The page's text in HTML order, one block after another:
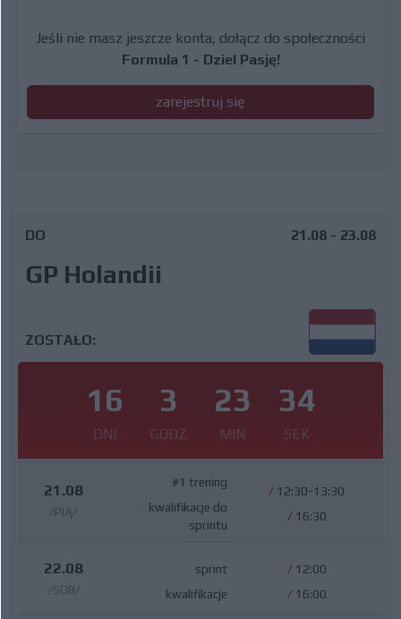
Jeśli nie masz jeszcze konta, dołącz do społeczności
Formula 1 - Dziel Pasję!
zarejestruj się
DO
GP Holandii
21.08 - 23.08
ZOSTAŁO:
16
DNI
3
GODZ
23
MIN
33
SEK
21.08
/PIĄ/
#1 trening
kwalifikacje do
sprintu
/ 12:30-13:30
/ 16:30
22.08
/SOB/
sprint
kwalifikacje
/ 12:00
/ 16:00